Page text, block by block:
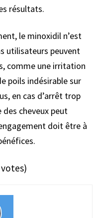
résultats.
le minoxidil n’est
utilisateurs peuvent
comme une irritation
poils indésirable sur
en cas d’arrêt trop
cheveux peut
doit être à